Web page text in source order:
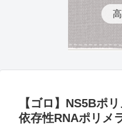
【ゴロ】NS5Bポ
依存性RNAポリメ